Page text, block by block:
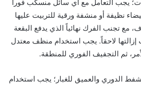
يجب التعامل مع أي سائل منسكب فوراً
نظيفة أو منشفة ورقية للتربيت عليها
مع تجنب الفرك نهائياً الذي يدفع البقعة
لاحقاً. يجب استخدام منظف معتدل
ثم التجفيف الفوري للمنطقة.
الدوري والعميق للغبار؛ يجب استخدام